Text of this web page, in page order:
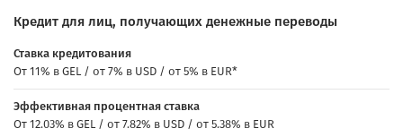
Кредит для лиц, получающих денежные переводы
Ставка кредитования
От 11% в GEL / от 7% в USD / от 5% в EUR*
Эффективная процентная ставка
От 12.03% в GEL / от 7.82% в USD / от 5.38% в EUR